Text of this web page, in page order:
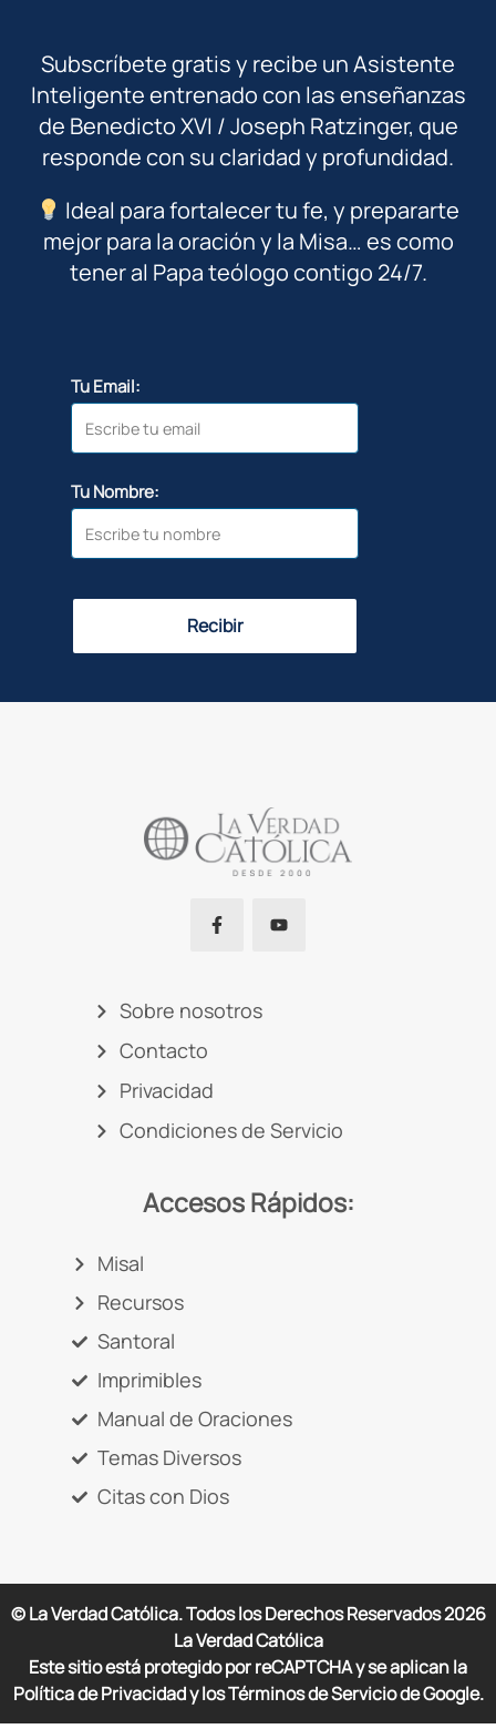
Subscríbete gratis y recibe un Asistente
Inteligente entrenado con las enseñanzas
de Benedicto XVI / Joseph Ratzinger, que
responde con su claridad y profundidad.
Ideal para fortalecer tu fe, y prepararte
mejor para la oración y la Misa… es como
tener al Papa teólogo contigo 24/7.
Tu Email:
Tu Nombre:
Recibir
Sobre nosotros
Contacto
Privacidad
Condiciones de Servicio
Accesos Rápidos:
Misal
Recursos
Santoral
Imprimibles
Manual de Oraciones
Temas Diversos
Citas con Dios
© La Verdad Católica. Todos los Derechos Reservados2026
La Verdad Católica
Este sitio está protegido por reCAPTCHA y se aplican la
Política de Privacidad y los Términos de Servicio de Google.